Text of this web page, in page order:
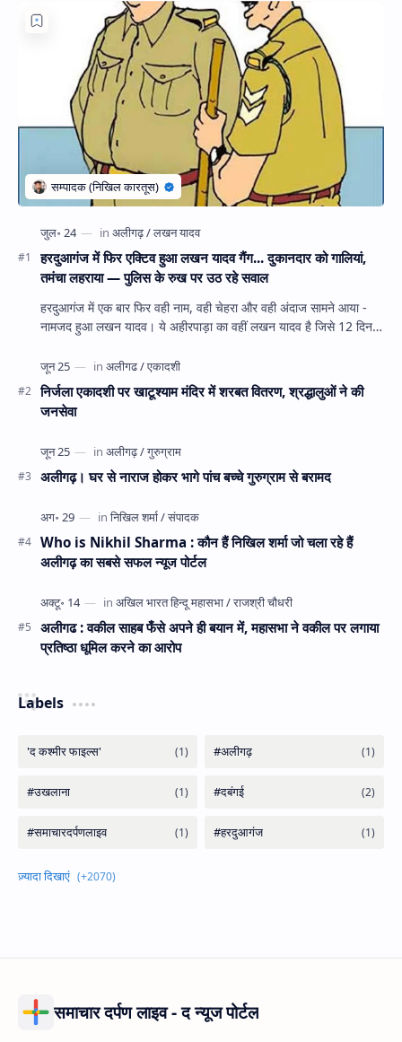
हरदुआगंज में फिर एक्टिव हुआ लखन यादव गैंग... दुकानदार को गालियां,
तमंचा लहराया — पुलिस के रुख पर उठ रहे सवाल
हरदुआगंज में एक बार फिर वही नाम, वही चेहरा और वही अंदाज सामने आया -
नामजद हुआ लखन यादव। ये अहीरपाड़ा का वहीं लखन यादव है जिसे 12 दिन
निर्जला एकादशी पर खाटूश्याम मंदिर में शरबत वितरण, श्रद्धालुओं ने की
जनसेवा
अलीगढ़। घर से नाराज होकर भागे पांच बच्चे गुरुग्राम से बरामद
Who is Nikhil Sharma : कौन हैं निखिल शर्मा जो चला रहे हैं
अलीगढ़ का सबसे सफल न्यूज पोर्टल
अलीगढ : वकील साहब फँसे अपने ही बयान में, महासभा ने वकील पर लगाया
प्रतिष्ठा धूमिल करने का आरोप
Labels
समाचार दर्पण लाइव - द न्यूज पोर्टल